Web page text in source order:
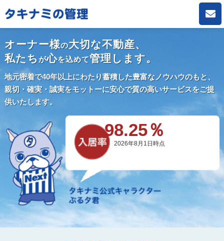
オーナー様の大切な不動産、
私たちが心を込めて管理します。
地元密着で40年以上にわたり蓄積した豊富なノウハウのもと、
親切・確実・誠実をモットーに安心で質の高いサービスをご提
供いたします。